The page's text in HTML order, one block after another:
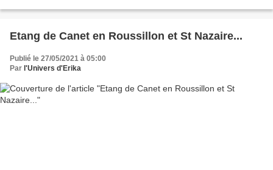
Etang de Canet en Roussillon et St Nazaire...
Publié le 27/05/2021 à 05:00
Par l'Univers d'Erika